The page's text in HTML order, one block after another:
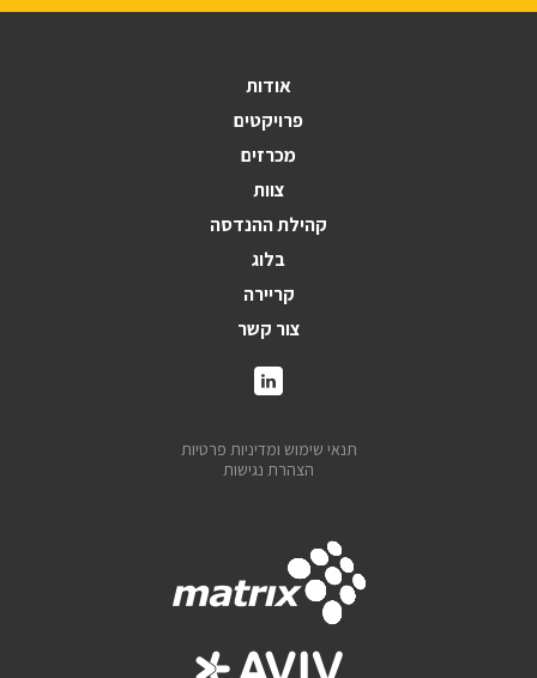
אודות
פרויקטים
מכרזים
צוות
קהילת ההנדסה
בלוג
קריירה
צור קשר
תנאי שימוש ומדיניות פרטיות
הצהרת נגישות